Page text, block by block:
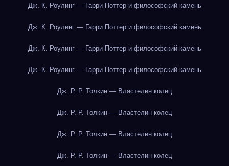
Дж. К. Роулинг — Гарри Поттер и философский камень
Дж. К. Роулинг — Гарри Поттер и философский камень
Дж. К. Роулинг — Гарри Поттер и философский камень
Дж. К. Роулинг — Гарри Поттер и философский камень
Дж. Р. Р. Толкин — Властелин колец
Дж. Р. Р. Толкин — Властелин колец
Дж. Р. Р. Толкин — Властелин колец
Дж. Р. Р. Толкин — Властелин колец